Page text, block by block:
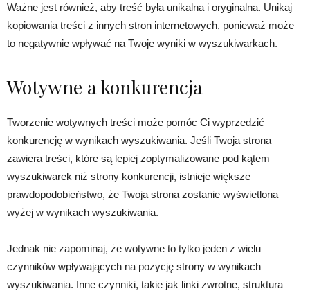
Ważne jest również, aby treść była unikalna i oryginalna. Unikaj
kopiowania treści z innych stron internetowych, ponieważ może
to negatywnie wpływać na Twoje wyniki w wyszukiwarkach.
Wotywne a konkurencja
Tworzenie wotywnych treści może pomóc Ci wyprzedzić
konkurencję w wynikach wyszukiwania. Jeśli Twoja strona
zawiera treści, które są lepiej zoptymalizowane pod kątem
wyszukiwarek niż strony konkurencji, istnieje większe
prawdopodobieństwo, że Twoja strona zostanie wyświetlona
wyżej w wynikach wyszukiwania.
Jednak nie zapominaj, że wotywne to tylko jeden z wielu
czynników wpływających na pozycję strony w wynikach
wyszukiwania. Inne czynniki, takie jak linki zwrotne, struktura